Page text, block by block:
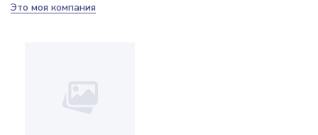
Это моя компания